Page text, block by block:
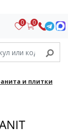
0 0
и плитки